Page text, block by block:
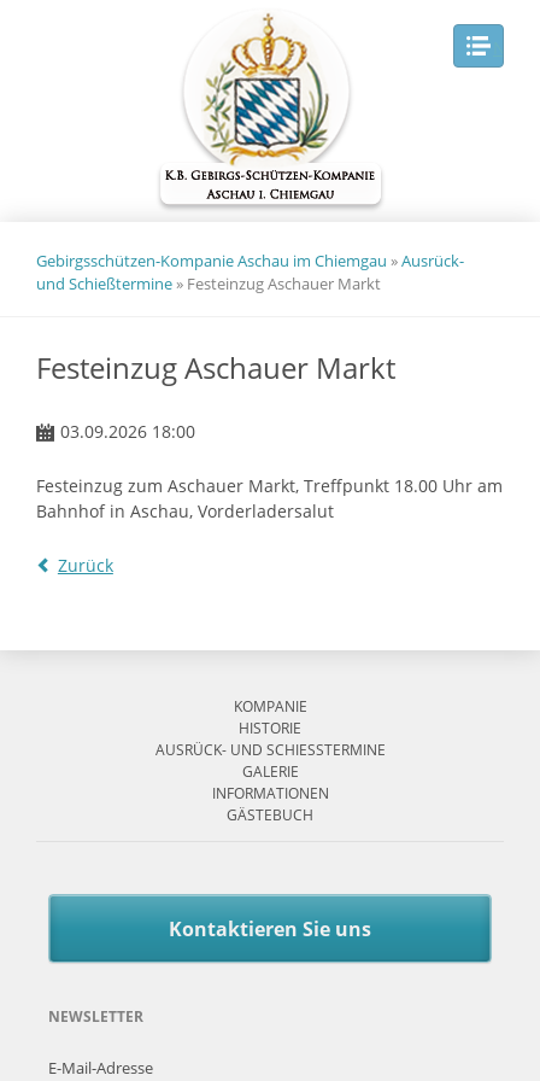
Gebirgsschützen-Kompanie Aschau im Chiemgau »Ausrück-
und Schießtermine» Festeinzug Aschauer Markt
Festeinzug Aschauer Markt
03.09.2026 18:00
Festeinzug zum Aschauer Markt, Treffpunkt 18.00 Uhr am
Bahnhof in Aschau, Vorderladersalut
Zurück
Navigation
KOMPANIE
HISTORIE
AUSRÜCK- UND SCHIESSTERMINE
GALERIE
INFORMATIONEN
GÄSTEBUCH
Kontaktieren Sie uns
NEWSLETTER
E-Mail-Adresse